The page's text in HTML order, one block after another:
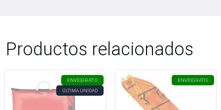
Productos relacionados
ENVÍOGRATIS
ÚLTIMA UNIDAD
ENVÍOGRATIS